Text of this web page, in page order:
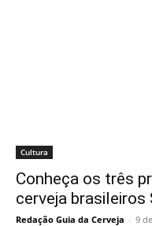
Cultura
Conheça os três
cerveja brasileiros
Redação Guia da Cerveja - 9